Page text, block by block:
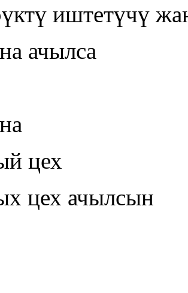
иштетүчү
ачылса
цех
цех ачылсын